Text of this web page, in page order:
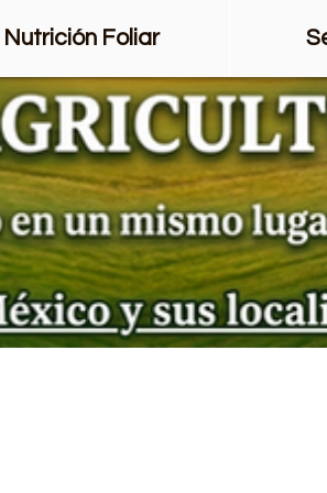
Nutrición Foliar